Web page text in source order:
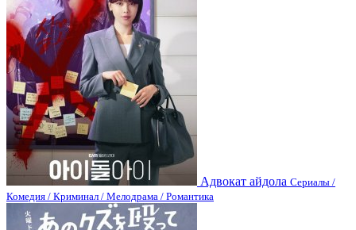
Адвокат айдола Сериалы /
Комедия / Криминал / Мелодрама / Романтика